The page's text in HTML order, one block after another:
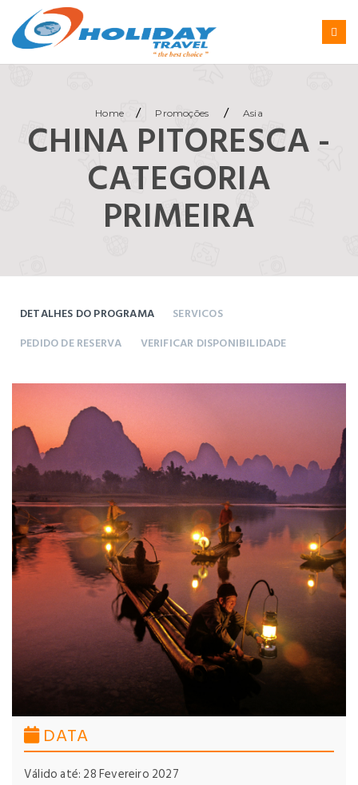
Home / Promoções / Asia
CHINA PITORESCA -
CATEGORIA
PRIMEIRA
DETALHES DO PROGRAMA
SERVICOS
PEDIDO DE RESERVA
VERIFICAR DISPONIBILIDADE
DATA
Válido até: 28 Fevereiro 2027